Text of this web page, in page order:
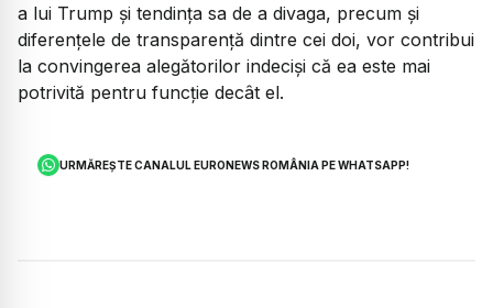
a lui Trump și tendința sa de a divaga, precum și
diferențele de transparență dintre cei doi, vor contribui
la convingerea alegătorilor indeciși că ea este mai
potrivită pentru funcție decât el.
URMĂREȘTE CANALUL EURONEWS ROMÂNIA PE WHATSAPP!